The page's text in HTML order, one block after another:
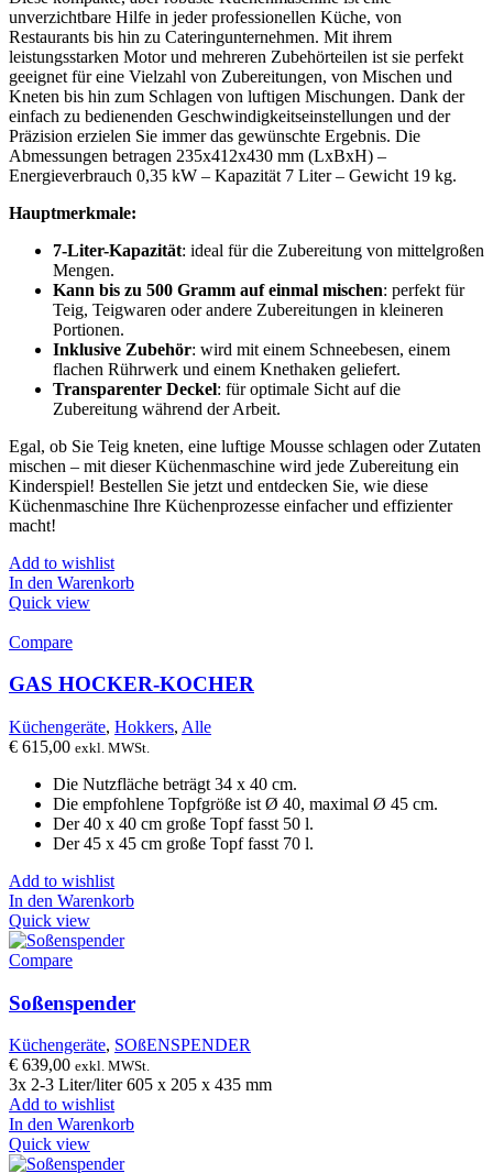
unverzichtbare Hilfe in jeder professionellen Küche, von
Restaurants bis hin zu Cateringunternehmen. Mit ihrem
leistungsstarken Motor und mehreren Zubehörteilen ist sie perfekt
geeignet für eine Vielzahl von Zubereitungen, von Mischen und
Kneten bis hin zum Schlagen von luftigen Mischungen. Dank der
einfach zu bedienenden Geschwindigkeitseinstellungen und der
Präzision erzielen Sie immer das gewünschte Ergebnis. Die
Abmessungen betragen 235x412x430 mm (LxBxH) –
Energieverbrauch 0,35 kW – Kapazität 7 Liter – Gewicht 19 kg.
Hauptmerkmale:
7-Liter-Kapazität: ideal für die Zubereitung von mittelgroßen
Mengen.
Kann bis zu 500 Gramm auf einmal mischen: perfekt für
Teig, Teigwaren oder andere Zubereitungen in kleineren
Portionen.
Inklusive Zubehör: wird mit einem Schneebesen, einem
flachen Rührwerk und einem Knethaken geliefert.
Transparenter Deckel: für optimale Sicht auf die
Zubereitung während der Arbeit.
Egal, ob Sie Teig kneten, eine luftige Mousse schlagen oder Zutaten
mischen – mit dieser Küchenmaschine wird jede Zubereitung ein
Kinderspiel! Bestellen Sie jetzt und entdecken Sie, wie diese
Küchenmaschine Ihre Küchenprozesse einfacher und effizienter
macht!
Add to wishlist
In den Warenkorb
Quick view
Compare
GAS HOCKER-KOCHER
Küchengeräte, Hokkers, Alle
€ 615,00 exkl. MWSt.
Die Nutzfläche beträgt 34 ​​x 40 cm.
Die empfohlene Topfgröße ist Ø 40, maximal Ø 45 cm.
Der 40 x 40 cm große Topf fasst 50 l.
Der 45 x 45 cm große Topf fasst 70 l.
Add to wishlist
In den Warenkorb
Quick view
Compare
Soßenspender
Küchengeräte, SOßENSPENDER
€ 639,00 exkl. MWSt.
3x 2-3 Liter/liter 605 x 205 x 435 mm
Add to wishlist
In den Warenkorb
Quick view